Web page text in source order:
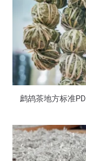
鹧鸪茶地方标准